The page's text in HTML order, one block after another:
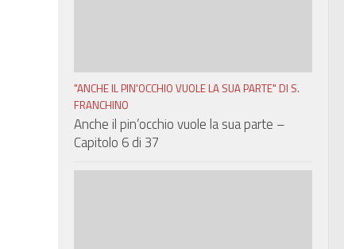
"ANCHE IL PIN'OCCHIO VUOLE LA SUA PARTE" DI S.
FRANCHINO
Anche il pin’occhio vuole la sua parte –
Capitolo 6 di 37